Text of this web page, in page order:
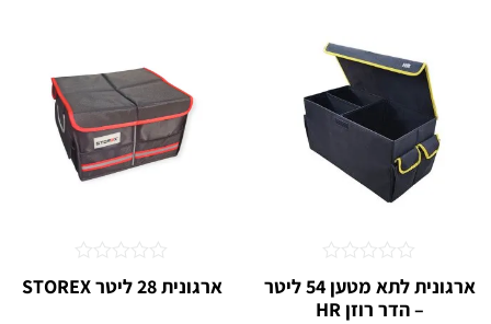
ארגונית לתא מטען 54 ליטר
– הדר רוזן HR
0
מתוך
ארגונית 28 ליטר STOREX
0